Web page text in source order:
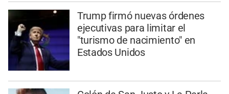
Trump firmó nuevas órdenes
ejecutivas para limitar el
"turismo de nacimiento" en
Estados Unidos